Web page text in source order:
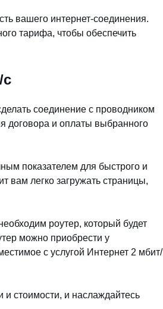
вашего интернет-соединения.
тарифа, чтобы обеспечить
с
соединение с проводником
договора и оплаты выбранного
показателем для быстрого и
вам легко загружать страницы,
роутер, который будет
можно приобрести у
с услугой Интернет 2 мбит/
стоимости, и наслаждайтесь